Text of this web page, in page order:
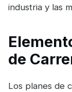
industria y las
de
Los planes de